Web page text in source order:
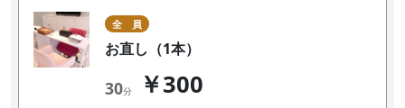
全 員
お直し（1本）
30分 ￥300